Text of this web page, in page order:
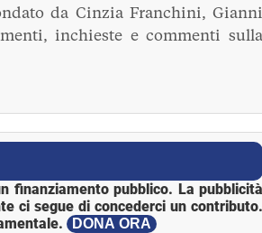
da Cinzia Franchini, Gianni
inchieste e commenti sulla
finanziamento pubblico. La pubblicità
ci segue di concederci un contributo.
DONA ORA